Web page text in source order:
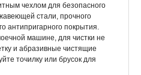
чехлом для безопасного
стали, прочного
антипригарного покрытия.
машине, для чистки не
и абразивные чистящие
точилку или брусок для